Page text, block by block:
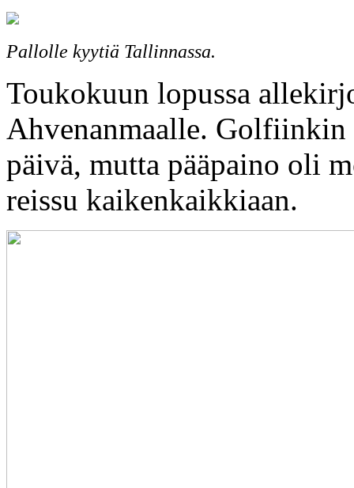
Pallolle kyytiä Tallinnassa.
Toukokuun lopussa
Ahvenanmaalle.
päivä, mutta pääpaino oli
reissu kaikenkaikkiaan.